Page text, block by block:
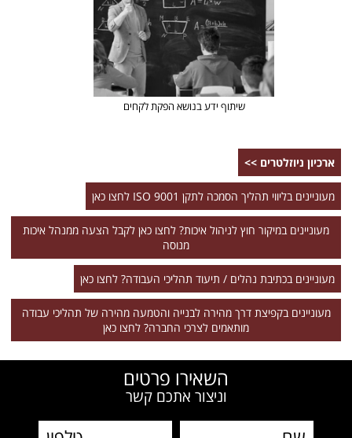
שיתוף ידע בנושא הפקת לקחים
ארכיון ניוזלטרים >>
מעוניינים בליווי תהליך הסמכה לתקן 9001 ISO לחצו כאן
מעוניינים במיקור חוץ לניהול איכות? לחצו כאן לקבל הצעה ממנהל איכות
מנוסה
מעוניינים בכתיבת נהלים / תיעוד תהליכי העבודה? לחצו כאן
מעוניינים בקפיצת דרך מהירה לבנייה והטמעה מהירה של תהליכי עבודה
מותאמים לצרכי החברה? לחצו כאן
השאירו פרטים
וניצור אתכם קשר